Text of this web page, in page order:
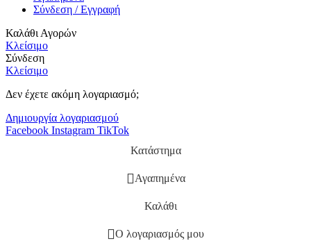
Σύνδεση / Εγγραφή
Καλάθι Αγορών
Κλείσιμο
Σύνδεση
Κλείσιμο
Δεν έχετε ακόμη λογαριασμό;
Δημιουργία λογαριασμού
Facebook Instagram TikTok
Κατάστημα
Αγαπημένα
Καλάθι
Ο λογαριασμός μου